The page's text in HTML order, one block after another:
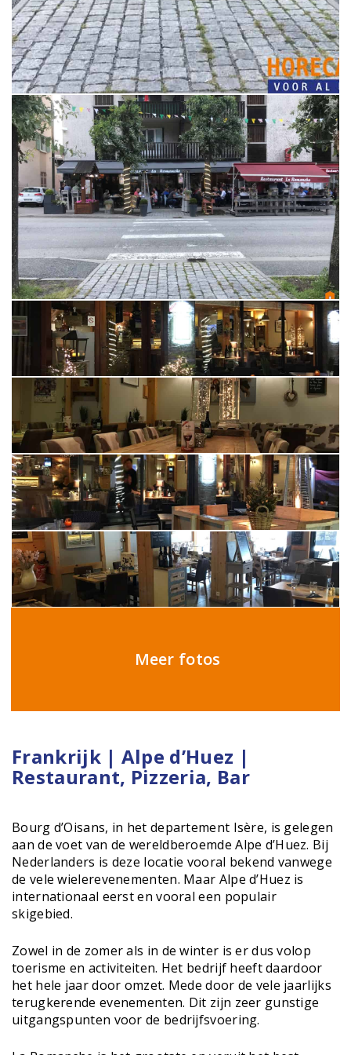
Meer fotos
Frankrijk | Alpe d’Huez |
Restaurant, Pizzeria, Bar
Bourg d’Oisans, in het departement Isère, is gelegen
aan de voet van de wereldberoemde Alpe d’Huez. Bij
Nederlanders is deze locatie vooral bekend vanwege
de vele wielerevenementen. Maar Alpe d’Huez is
internationaal eerst en vooral een populair
skigebied.
Zowel in de zomer als in de winter is er dus volop
toerisme en activiteiten. Het bedrijf heeft daardoor
het hele jaar door omzet. Mede door de vele jaarlijks
terugkerende evenementen. Dit zijn zeer gunstige
uitgangspunten voor de bedrijfsvoering.